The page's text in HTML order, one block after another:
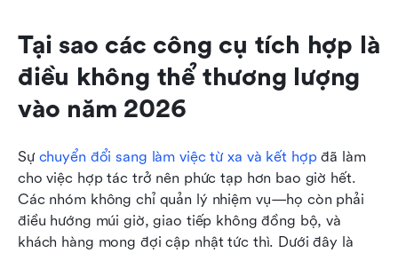
Tại sao các công cụ tích hợp là
điều không thể thương lượng
vào năm 2026
Sự chuyển đổi sang làm việc từ xa và kết hợp đã làm
cho việc hợp tác trở nên phức tạp hơn bao giờ hết.
Các nhóm không chỉ quản lý nhiệm vụ—họ còn phải
điều hướng múi giờ, giao tiếp không đồng bộ, và
khách hàng mong đợi cập nhật tức thì. Dưới đây là